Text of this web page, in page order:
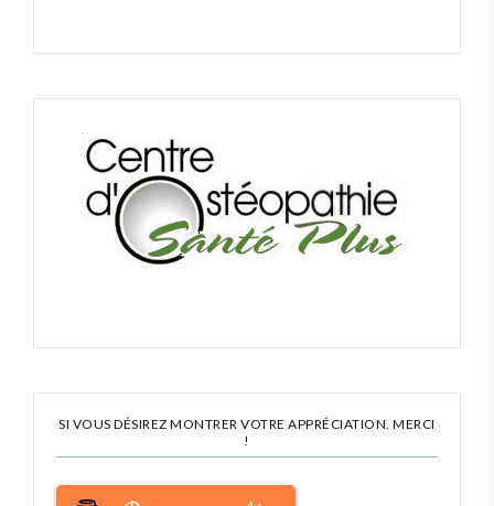
SI VOUS DÉSIREZ MONTRER VOTRE APPRÉCIATION. MERCI
!